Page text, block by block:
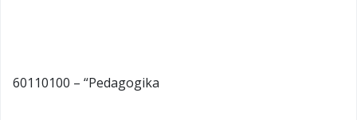
60110100 – “Pedagogika